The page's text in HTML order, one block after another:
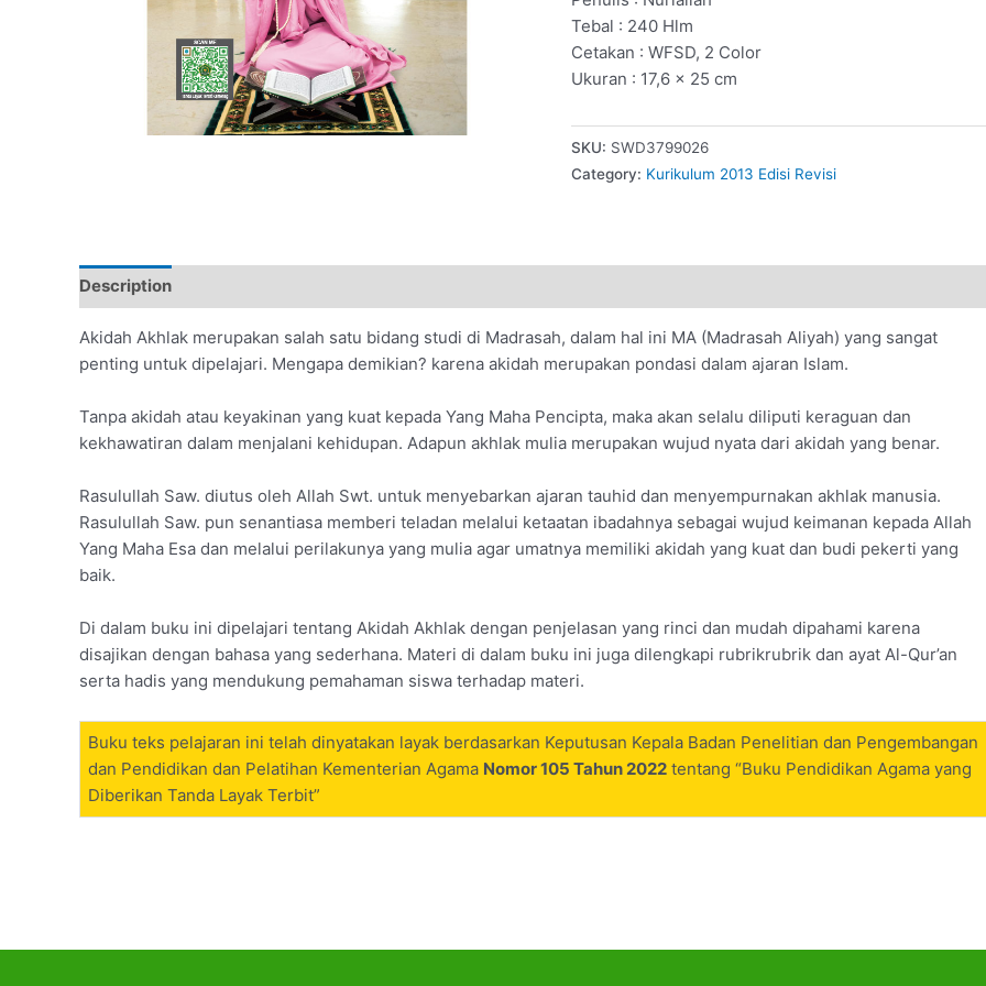
Tebal : 240 Hlm
Cetakan : WFSD, 2 Color
Ukuran : 17,6 × 25 cm
SKU: SWD3799026
Category: Kurikulum 2013 Edisi Revisi
Description
Akidah Akhlak merupakan salah satu bidang studi di Madrasah, dalam hal ini MA (Madrasah Aliyah) yang sangat
penting untuk dipelajari. Mengapa demikian? karena akidah merupakan pondasi dalam ajaran Islam.
Tanpa akidah atau keyakinan yang kuat kepada Yang Maha Pencipta, maka akan selalu diliputi keraguan dan
kekhawatiran dalam menjalani kehidupan. Adapun akhlak mulia merupakan wujud nyata dari akidah yang benar.
Rasulullah Saw. diutus oleh Allah Swt. untuk menyebarkan ajaran tauhid dan menyempurnakan akhlak manusia.
Rasulullah Saw. pun senantiasa memberi teladan melalui ketaatan ibadahnya sebagai wujud keimanan kepada Allah
Yang Maha Esa dan melalui perilakunya yang mulia agar umatnya memiliki akidah yang kuat dan budi pekerti yang
baik.
Di dalam buku ini dipelajari tentang Akidah Akhlak dengan penjelasan yang rinci dan mudah dipahami karena
disajikan dengan bahasa yang sederhana. Materi di dalam buku ini juga dilengkapi rubrikrubrik dan ayat Al-Qur’an
serta hadis yang mendukung pemahaman siswa terhadap materi.
Buku teks pelajaran ini telah dinyatakan layak berdasarkan Keputusan Kepala Badan Penelitian dan Pengembangan
dan Pendidikan dan Pelatihan Kementerian Agama Nomor 105 Tahun 2022 tentang “Buku Pendidikan Agama yang
Diberikan Tanda Layak Terbit”